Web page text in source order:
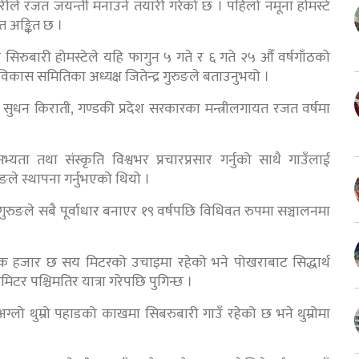
रजत जयन्ती मनाउने तयारी गरेको छ । पहिलाे नमूना हाेमस्टे
छ ।
सिरुबारी होमस्टेले यहि फागुन ५ गते र ६ गते २५ औँ वर्षगाँठको
समितिका अध्यक्ष जितेन्द्र गुरुङले बताउनुभयो ।
किराती, गण्डकी प्रदेश सरकारका मन्त्रीलगायत रजत वर्षमा
तथा संस्कृति विश्वभर प्रचारप्रसार गर्नुको साथै गाउँलाई
स्थापना गर्नुभएको थियो ।
सबै पूर्वाधार बनाएर १९ वर्षपछि विधिवत रुपमा सञ्चालनमा
छ सय मिटरको उचाइमा रहेको भने पोखराबाट सिद्धार्थ
पश्चिमतिर यात्रा गरेपछि पुगिन्छ ।
थुम्रो पहाडको काखमा सिबरुबारी गाउँ रहेको छ भने थुम्रोमा